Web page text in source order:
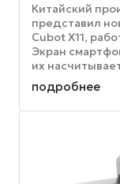
Китайский
представил
Cubot X11,
Экран
их
особенностей ...
подробнее